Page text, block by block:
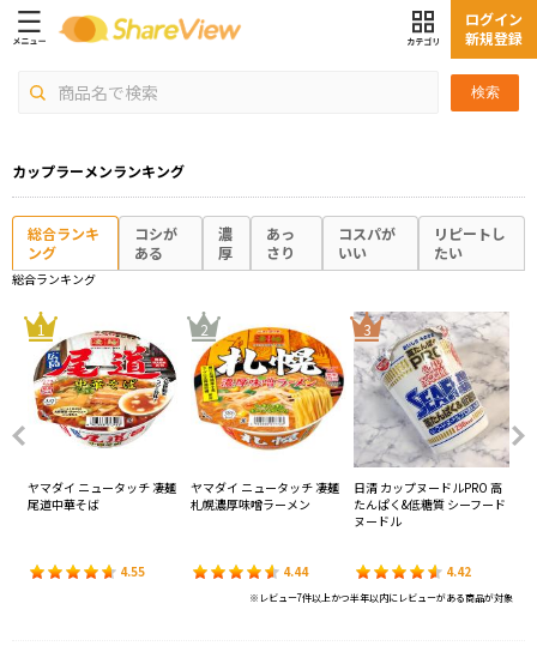
検索
ログイン
新規登録
カップラーメンランキング
総合ランキ
ング
コシが
ある
濃
厚
あっ
さり
コスパが
いい
リピートし
たい
総合ランキング
1
ヤマダイ ニュータッチ 凄麺
尾道中華そば
4.55
2
ヤマダイ ニュータッチ 凄麺
札幌濃厚味噌ラーメン
4.44
3
日清 カップヌードルPRO 高
たんぱく&低糖質 シーフード
ヌードル
4.42
※レビュー7件以上かつ半年以内にレビューがある商品が対象